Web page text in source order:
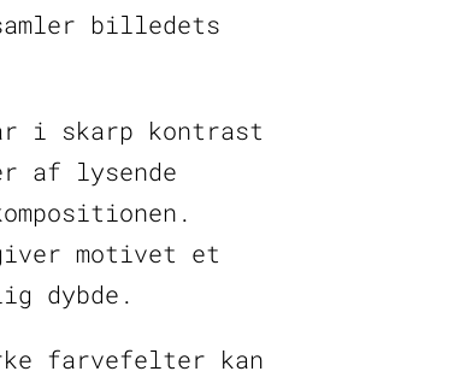
billedets
i skarp kontrast
af lysende
motivet et
dybde.
farvefelter kan